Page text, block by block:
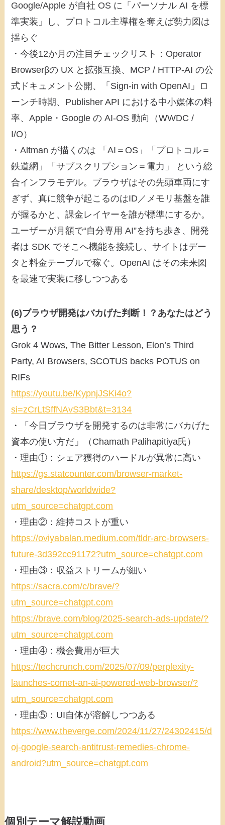
Google/Apple が自社 OS に「パーソナル AI を標
準実装」し、プロトコル主導権を奪えば勢力図は
揺らぐ
・今後12か月の注目チェックリスト：Operator
Browserβの UX と拡張互換、MCP / HTTP-AI の公
式ドキュメント公開、「Sign-in with OpenAI」ロ
ーンチ時期、Publisher API における中小媒体の料
率、Apple・Google の AI-OS 動向（WWDC /
I/O）
・Altman が描くのは 「AI＝OS」「プロトコル＝
鉄道網」「サブスクリプション＝電力」 という総
合インフラモデル。ブラウザはその先頭車両にす
ぎず、真に競争が起こるのはID／メモリ基盤を誰
が握るかと、課金レイヤーを誰が標準にするか。
ユーザーが月額で“自分専用 AI”を持ち歩き、開発
者は SDK でそこへ機能を接続し、サイトはデー
タと料金テーブルで稼ぐ。OpenAI はその未来図
を最速で実装に移しつつある
(6)ブラウザ開発はバカげた判断！？あなたはどう
思う？
Grok 4 Wows, The Bitter Lesson, Elon’s Third
Party, AI Browsers, SCOTUS backs POTUS on
RIFs
https://youtu.be/KypnjJSKi4o?
si=zCrLtSffNAvS3Bbt&t=3134
・「今日ブラウザを開発するのは非常にバカげた
資本の使い方だ」（Chamath Palihapitiya氏）
・理由①：シェア獲得のハードルが異常に高い
https://gs.statcounter.com/browser-market-
share/desktop/worldwide?
utm_source=chatgpt.com
・理由②：維持コストが重い
https://oviyabalan.medium.com/tldr-arc-browsers-
future-3d392cc91172?utm_source=chatgpt.com
・理由③：収益ストリームが細い
https://sacra.com/c/brave/?
utm_source=chatgpt.com
https://brave.com/blog/2025-search-ads-update/?
utm_source=chatgpt.com
・理由④：機会費用が巨大
https://techcrunch.com/2025/07/09/perplexity-
launches-comet-an-ai-powered-web-browser/?
utm_source=chatgpt.com
・理由⑤：UI自体が溶解しつつある
https://www.theverge.com/2024/11/27/24302415/d
oj-google-search-antitrust-remedies-chrome-
android?utm_source=chatgpt.com
個別テーマ解説動画